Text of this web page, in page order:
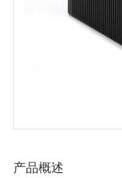
产品概述